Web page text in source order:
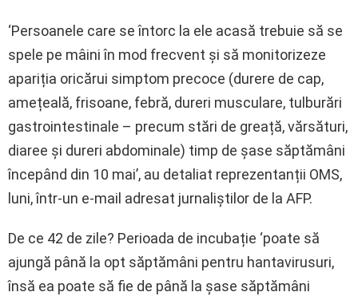
‘Persoanele care se întorc la ele acasă trebuie să se
spele pe mâini în mod frecvent și să monitorizeze
apariția oricărui simptom precoce (durere de cap,
amețeală, frisoane, febră, dureri musculare, tulburări
gastrointestinale – precum stări de greață, vărsături,
diaree și dureri abdominale) timp de șase săptămâni
începând din 10 mai’, au detaliat reprezentanții OMS,
luni, într-un e-mail adresat jurnaliștilor de la AFP.
De ce 42 de zile? Perioada de incubație ‘poate să
ajungă până la opt săptămâni pentru hantavirusuri,
însă ea poate să fie de până la șase săptămâni